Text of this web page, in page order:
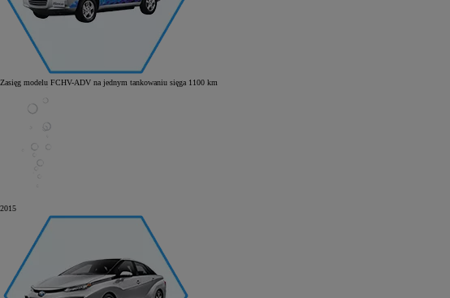
Zasięg modelu FCHV-ADV na jednym tankowaniu sięga 1100 km
2015